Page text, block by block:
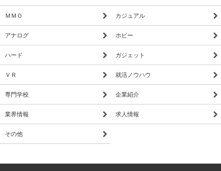
ＭＭＯ カジュアル
アナログ ホビー
ハード ガジェット
ＶＲ 就活ノウハウ
専門学校 企業紹介
業界情報 求人情報
その他